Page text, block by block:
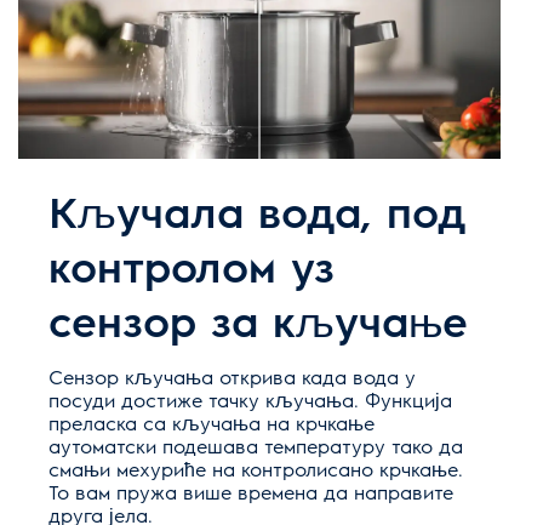
Кључала вода, под
контролом уз
сензор за кључање
Сензор кључања открива када вода у
посуди достиже тачку кључања. Функција
преласка са кључања на крчкање
аутоматски подешава температуру тако да
смањи мехуриће на контролисано крчкање.
То вам пружа више времена да направите
друга јела.